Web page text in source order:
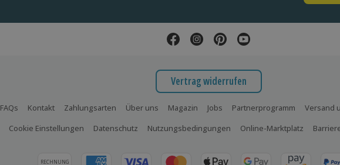
Vertrag widerrufen
FAQs Kontakt Zahlungsarten Über uns Magazin Jobs Partnerprogramm
Versand
Cookie Einstellungen Datenschutz Nutzungsbedingungen Online-Marktplatz
RECHNUNG